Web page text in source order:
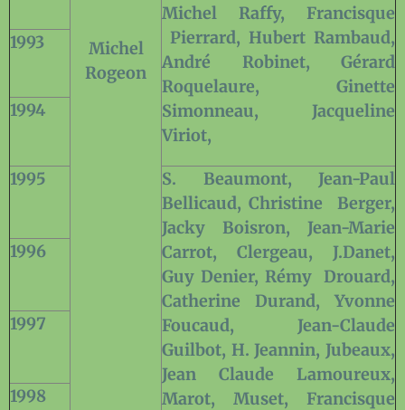
Michel
Rogeon
Michel Raffy, Francisque
Pierrard, Hubert Rambaud,
André Robinet, Gérard
Roquelaure, Ginette
Simonneau, Jacqueline
Viriot,
1993
1994
1995
S. Beaumont, Jean-Paul
Bellicaud, Christine
Berger,
Jacky Boisron, Jean-Marie
Carrot, Clergeau, J.Danet,
Guy Denier, Rémy
Drouard,
Catherine Durand, Yvonne
Foucaud,
Jean-Claude
Guilbot, H. Jeannin, Jubeaux,
Jean Claude Lamoureux,
Marot, Muset, Francisque
1996
1997
1998